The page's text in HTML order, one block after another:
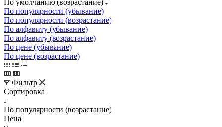
По умолчанию (возрастание)
По популярности (убывание)
По популярности (возрастание)
По алфавиту (убывание)
По алфавиту (возрастание)
По цене (убывание)
По цене (возрастание)
Фильтр
Сортировка
По популярности (возрастание)
Цена